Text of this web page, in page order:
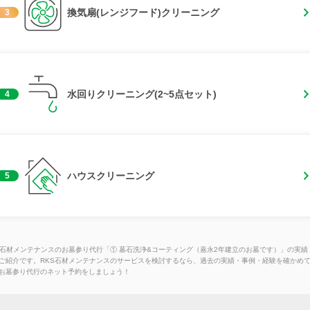
3 換気扇(レンジフード)クリーニング
4 水回りクリーニング(2~5点セット)
5 ハウスクリーニング
材メンテナンスのお墓参り代行「① 墓石洗浄&コーティング（嘉永2年建立のお墓です）」の実績
紹介です。RKS石材メンテナンスのサービスを検討するなら、過去の実績・事例・経験を確かめ
墓参り代行のネット予約をしましょう！